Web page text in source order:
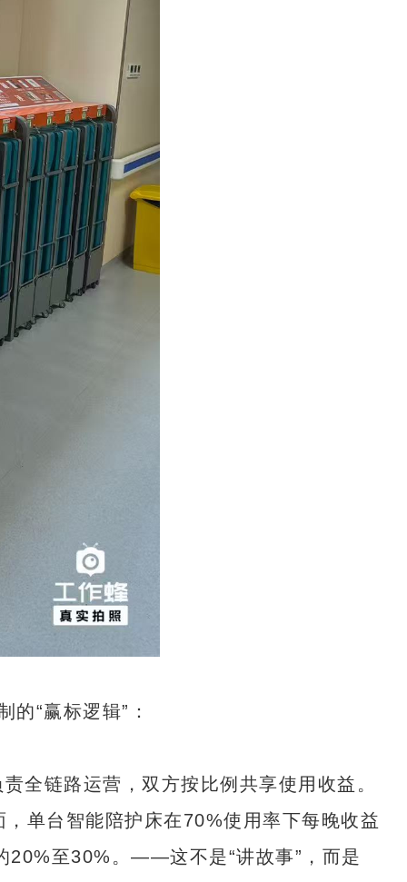
“赢标逻辑”：
全链路运营，双方按比例共享使用收益。
单台智能陪护床在70%使用率下每晚收益
20%至30%。——这不是“讲故事”，而是